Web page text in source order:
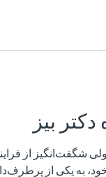
بیز
شگفت‌انگیز از
به یکی از